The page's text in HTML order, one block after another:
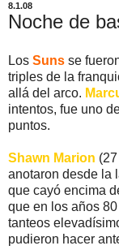
8.1.08
Noche de
Los Suns se
triples de la
allá del arco.
intentos, fue uno
puntos.
Shawn Marion
anotaron desde la
que cayó encima
que en los años
tanteos
pudieron hacer